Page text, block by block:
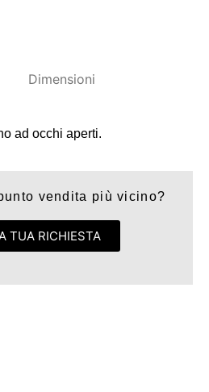
Dimensioni
ad occhi aperti.
vendita più vicino?
TUA RICHIESTA